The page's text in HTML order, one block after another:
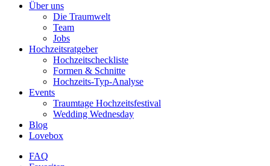
Über uns
Die Traumwelt
Team
Jobs
Hochzeitsratgeber
Hochzeitscheckliste
Formen & Schnitte
Hochzeits-Typ-Analyse
Events
Traumtage Hochzeitsfestival
Wedding Wednesday
Blog
Lovebox
FAQ